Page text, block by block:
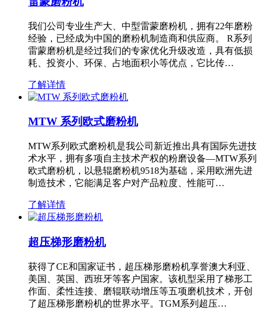
我们公司专业生产大、中型雷蒙磨粉机，拥有22年磨粉
经验，已经成为中国的磨粉机制造商和供应商。 R系列
雷蒙磨粉机是经过我们的专家优化升级改造，具有低损
耗、投资小、环保、占地面积小等优点，它比传…
了解详情
MTW 系列欧式磨粉机
MTW系列欧式磨粉机是我公司新近推出具有国际先进技
术水平，拥有多项自主技术产权的粉磨设备—MTW系列
欧式磨粉机，以悬辊磨粉机9518为基础，采用欧洲先进
制造技术，它能满足客户对产品粒度、性能可…
了解详情
超压梯形磨粉机
获得了CE和国家证书，超压梯形磨粉机享誉澳大利亚、
美国、英国、西班牙等客户国家。该机型采用了梯形工
作面、柔性连接、磨辊联动增压等五项磨机技术，开创
了超压梯形磨粉机的世界水平。TGM系列超压…